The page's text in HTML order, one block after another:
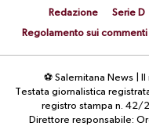
Redazione Serie D
Regolamento sui
⚽ Salernitana News |
Testata giornalistica
registro stampa n.
Direttore responsabile: